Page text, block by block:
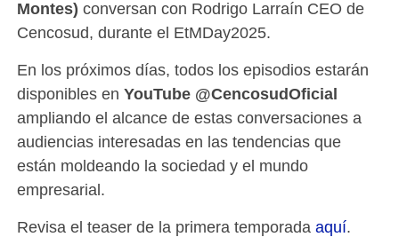
Montes) conversan con Rodrigo Larraín CEO de
Cencosud, durante el EtMDay2025.
En los próximos días, todos los episodios estarán
disponibles en YouTube @CencosudOficial
ampliando el alcance de estas conversaciones a
audiencias interesadas en las tendencias que
están moldeando la sociedad y el mundo
empresarial.
Revisa el teaser de la primera temporada aquí.